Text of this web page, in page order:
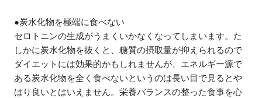
●炭水化物を極端に食べない
セロトニンの生成がうまくいかなくなってしまいます。た
しかに炭水化物を抜くと、糖質の摂取量が抑えられるので
ダイエットには効果的かもしれませんが、エネルギー源で
ある炭水化物を全く食べないというのは長い目で見るとや
はり良いとはいえません。栄養バランスの整った食事を心